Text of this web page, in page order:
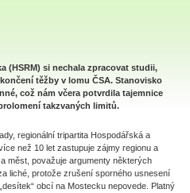
(HSRM) si nechala zpracovat studii,
těžby v lomu ČSA. Stanovisko
což nám včera potvrdila tajemnice
takzvaných limitů.
regionální tripartita Hospodářská a
než 10 let zastupuje zájmy regionu a
měst, považuje argumenty některých
liché, protože zrušení sporného usnesení
obcí na Mostecku nepovede. Platný